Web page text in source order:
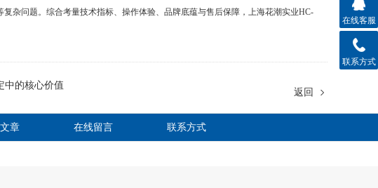
杂问题。综合考量技术指标、操作体验、品牌底蕴与售后保障，上海花潮实业HC-
中的核心价值
返回
章 在线留言 联系方式
在线客服
联系方式